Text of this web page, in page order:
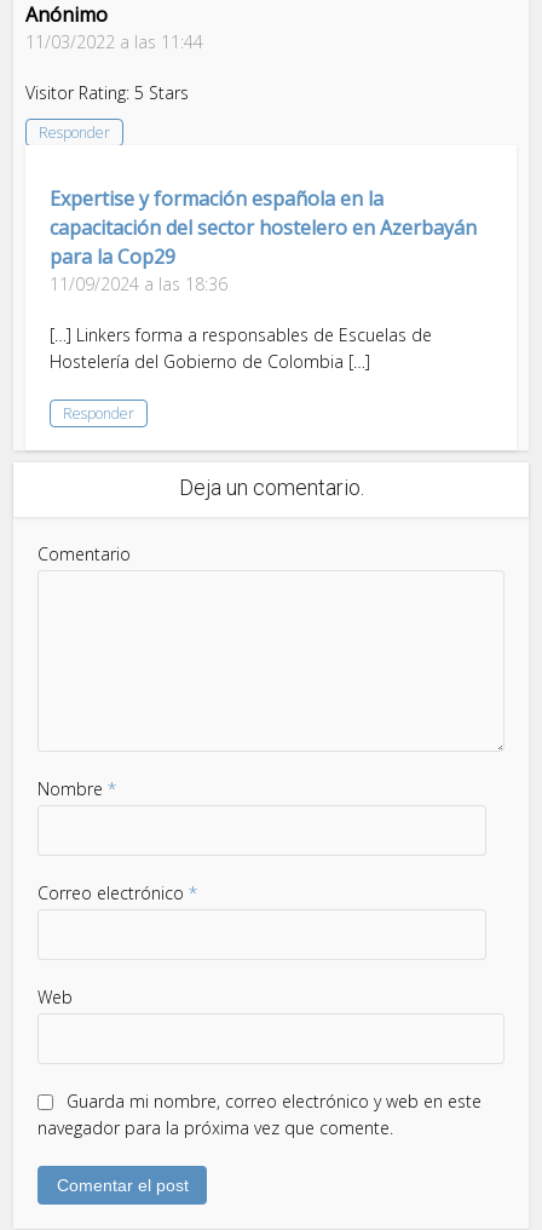
Anónimo
11/03/2022 a las 11:44
Visitor Rating: 5 Stars
Responder
Expertise y formación española en la
capacitación del sector hostelero en Azerbayán
para la Cop29
11/09/2024 a las 18:36
[…] Linkers forma a responsables de Escuelas de
Hostelería del Gobierno de Colombia […]
Responder
Deja un comentario.
Comentario
Nombre*
Correo electrónico*
Web
Guarda mi nombre, correo electrónico y web en este
navegador para la próxima vez que comente.